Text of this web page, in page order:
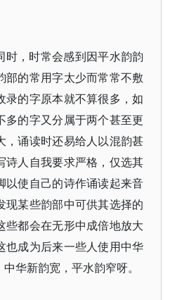
时，时常会感到因平水韵韵
部的常用字太少而常常不敷
录的字原本就不算很多，如
多的字又分属于两个甚至更
，诵读时还易给人以混韵甚
诗人自我要求严格，仅选其
以使自己的诗作诵读起来音
现某些韵部中可供其选择的
些都会在无形中成倍地放大
也成为后来一些人使用中华
华新韵宽，平水韵窄呀。